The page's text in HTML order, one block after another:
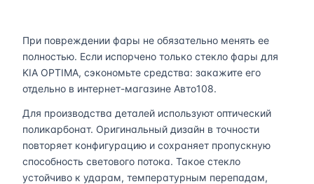
При повреждении фары не обязательно менять ее
полностью. Если испорчено только стекло фары для
KIA OPTIMA, сэкономьте средства: закажите его
отдельно в интернет-магазине Авто108.
Для производства деталей используют оптический
поликарбонат. Оригинальный дизайн в точности
повторяет конфигурацию и сохраняет пропускную
способность светового потока. Такое стекло
устойчиво к ударам, температурным перепадам,